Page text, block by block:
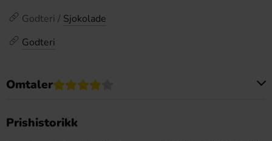
Godteri / Sjokolade
Godteri
Omtaler
Prishistorikk